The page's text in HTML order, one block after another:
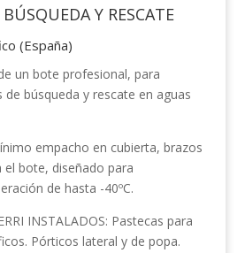
Y RESCATE
(España)
un bote profesional, para
de búsqueda y rescate en aguas
empacho en cubierta, brazos
el bote, diseñado para
de hasta -40ºC.
INSTALADOS: Pastecas para
Pórticos lateral y de popa.